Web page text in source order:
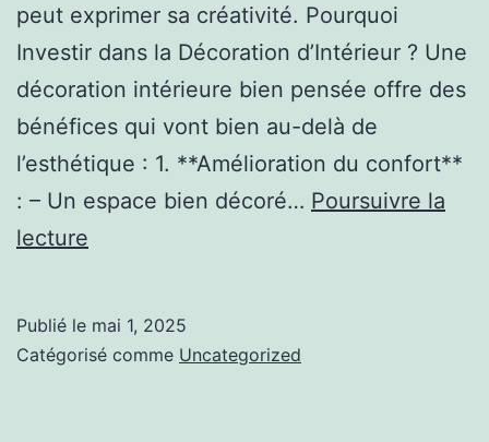
peut exprimer sa créativité. Pourquoi
Investir dans la Décoration d’Intérieur ? Une
décoration intérieure bien pensée offre des
bénéfices qui vont bien au-delà de
l’esthétique : 1. **Amélioration du confort**
: – Un espace bien décoré… Poursuivre la
lecture
comment
Publié le mai 1, 2025
Catégorisé comme Uncategorized